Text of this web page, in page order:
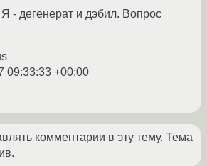
Я - дегенерат и дэбил. Вопрос
09:33:33 +00:00
комментарии в эту тему. Тема